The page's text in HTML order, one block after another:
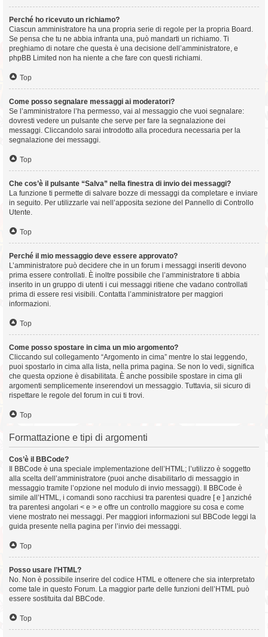
Perché ho ricevuto un richiamo?
Ciascun amministratore ha una propria serie di regole per la propria Board.
Se pensa che tu ne abbia infranta una, può mandarti un richiamo. Ti
preghiamo di notare che questa è una decisione dell’amministratore, e
phpBB Limited non ha niente a che fare con questi richiami.
Top
Come posso segnalare messaggi ai moderatori?
Se l’amministratore l’ha permesso, vai al messaggio che vuoi segnalare:
dovresti vedere un pulsante che serve per fare la segnalazione dei
messaggi. Cliccandolo sarai introdotto alla procedura necessaria per la
segnalazione dei messaggi.
Top
Che cos’è il pulsante “Salva” nella finestra di invio dei messaggi?
La funzione ti permette di salvare bozze di messaggi da completare e inviare
in seguito. Per utilizzarle vai nell’apposita sezione del Pannello di Controllo
Utente.
Top
Perché il mio messaggio deve essere approvato?
L’amministratore può decidere che in un forum i messaggi inseriti devono
prima essere controllati. È inoltre possibile che l’amministratore ti abbia
inserito in un gruppo di utenti i cui messaggi ritiene che vadano controllati
prima di essere resi visibili. Contatta l’amministratore per maggiori
informazioni.
Top
Come posso spostare in cima un mio argomento?
Cliccando sul collegamento “Argomento in cima” mentre lo stai leggendo,
puoi spostarlo in cima alla lista, nella prima pagina. Se non lo vedi, significa
che questa opzione è disabilitata. È anche possibile spostare in cima gli
argomenti semplicemente inserendovi un messaggio. Tuttavia, sii sicuro di
rispettare le regole del forum in cui ti trovi.
Top
Formattazione e tipi di argomenti
Cos’è il BBCode?
Il BBCode è una speciale implementazione dell’HTML; l’utilizzo è soggetto
alla scelta dell’amministratore (puoi anche disabilitarlo di messaggio in
messaggio tramite l’opzione nel modulo di invio messaggi). Il BBCode è
simile all’HTML, i comandi sono racchiusi tra parentesi quadre [ e ] anziché
tra parentesi angolari < e > e offre un controllo maggiore su cosa e come
viene mostrato nei messaggi. Per maggiori informazioni sul BBCode leggi la
guida presente nella pagina per l’invio dei messaggi.
Top
Posso usare l’HTML?
No. Non è possibile inserire del codice HTML e ottenere che sia interpretato
come tale in questo Forum. La maggior parte delle funzioni dell’HTML può
essere sostituita dal BBCode.
Top